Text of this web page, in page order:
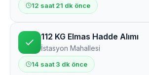
12 saat 21 dk önce
112 KG Elmas Hadde Alımı
İstasyon Mahallesi
14 saat 3 dk önce